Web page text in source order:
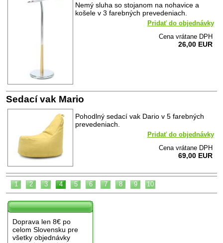
Nemý sluha so stojanom na nohavice a
košele v 3 farebných prevedeniach.
Pridať do objednávky
Cena vrátane DPH
26,00 EUR
Sedací vak Mario
Pohodlný sedací vak Dario v 5 farebných
prevedeniach.
Pridať do objednávky
Cena vrátane DPH
69,00 EUR
1 2 3 4 5 6 7 8 9 10
Doprava len 8€ po
celom Slovensku pre
všetky objednávky